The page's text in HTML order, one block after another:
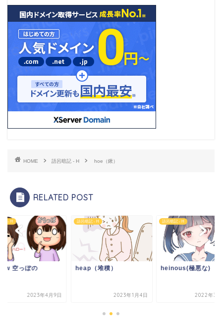
HOME 語呂暗記 - H hoe（鍬）
RELATED POST
記 - H
空っぽの
2023年4月9日
語呂暗記 - H
heap（堆積）
2023年1月4日
語呂暗記 - H
heinous(極悪な)
2022年3